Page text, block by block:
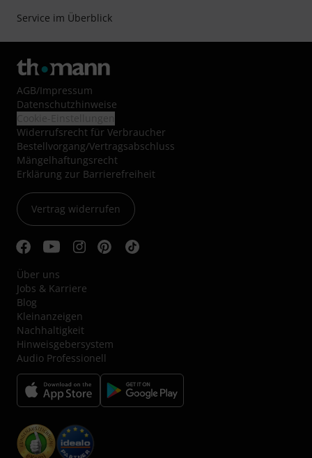
Service im Überblick
AGB/Impressum
Datenschutzhinweise
Widerrufsrecht für Verbraucher
Bestellvorgang/Vertragsabschluss
Mängelhaftungsrecht
Erklärung zur Barrierefreiheit
Vertrag widerrufen
Über uns
Jobs & Karriere
Blog
Kleinanzeigen
Nachhaltigkeit
Hinweisgebersystem
Audio Professionell